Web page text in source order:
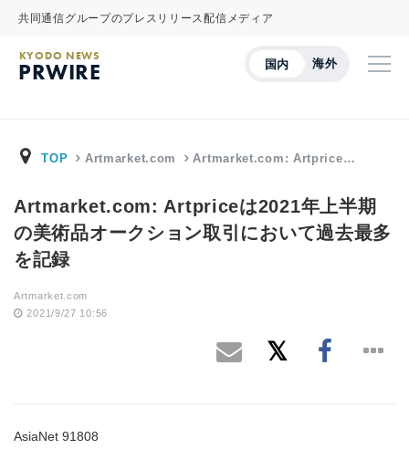
共同通信グループのプレスリリース配信メディア
国内 海外
KYODO NEWS
PRWIRE
TOP Artmarket.com Artmarket.com: Artprice…
Artmarket.com: Artpriceは2021年上半期
の美術品オークション取引において過去最多
を記録
Artmarket.com
2021/9/27 10:56
AsiaNet 91808